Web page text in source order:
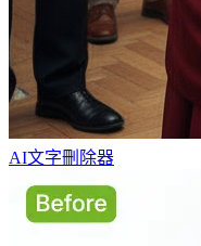
AI文字刪除器